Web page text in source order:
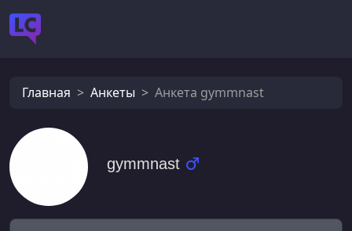
Главная Анкеты Анкета gymmnast
gymmnast